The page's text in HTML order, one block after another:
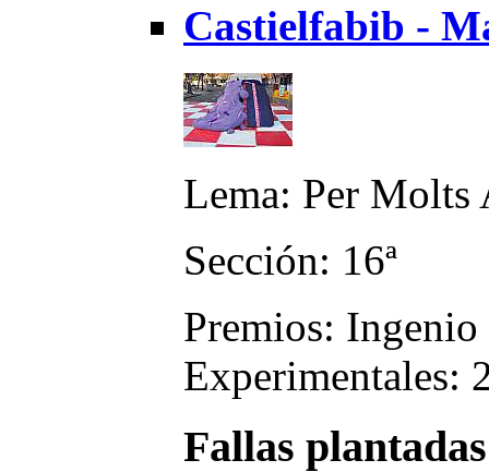
Castielfabib -
Lema: Per Molts
Sección: 16ª
Premios:
Experimentales:
Fallas